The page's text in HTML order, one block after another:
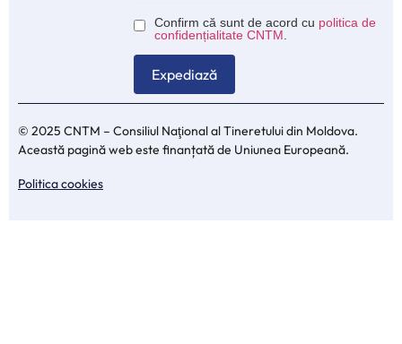
Confirm că sunt de acord cu politica de
confidențialitate CNTM
© 2025 CNTM – Consiliul Naţional al Tineretului din Moldova.
Această pagină web este finanțată de Uniunea Europeană.
Politica cookies